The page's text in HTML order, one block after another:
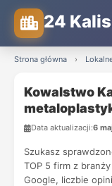
24
Strona główna ›
Kowalstwo
Data aktualizacji:6
Szukasz
TOP 5 firm z
Google, liczbie